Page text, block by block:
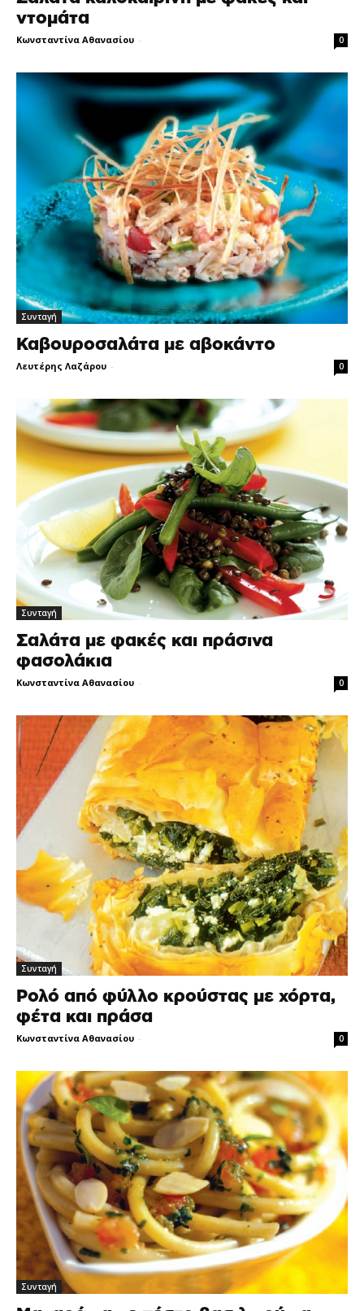
ντομάτα
Κωνσταντίνα Αθανασίου - 0
Συνταγή
Καβουροσαλάτα με αβοκάντο
Λευτέρης Λαζάρου - 0
Συνταγή
Σαλάτα με φακές και πράσινα
φασολάκια
Κωνσταντίνα Αθανασίου - 0
Συνταγή
Ρολό από φύλλο κρούστας με χόρτα,
φέτα και πράσα
Κωνσταντίνα Αθανασίου - 0
Συνταγή